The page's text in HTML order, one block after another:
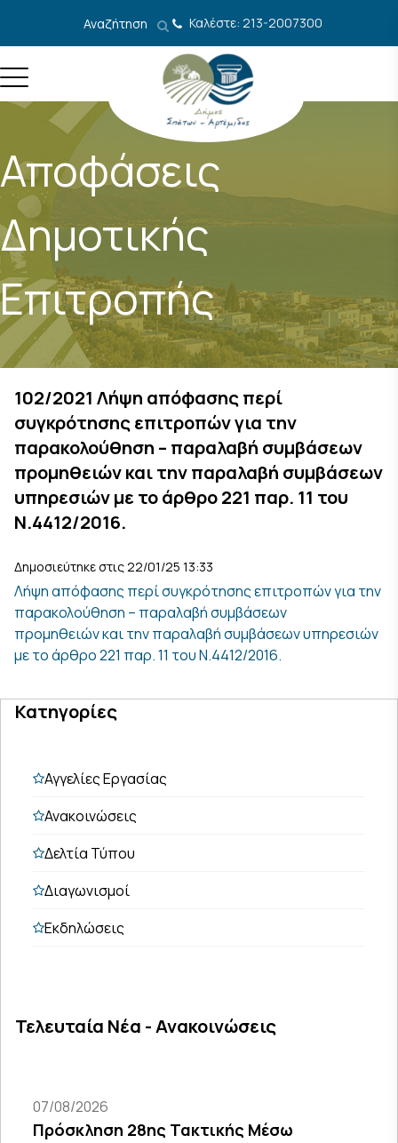
Αναζήτηση Καλέστε: 213-2007300
Αποφάσεις
Δημοτικής
Επιτροπής
102/2021 Λήψη απόφασης περί
συγκρότησης επιτροπών για την
παρακολούθηση – παραλαβή συμβάσεων
προμηθειών και την παραλαβή συμβάσεων
υπηρεσιών με το άρθρο 221 παρ. 11 του
Ν.4412/2016.
Δημοσιεύτηκε στις 22/01/25 13:33
Λήψη απόφασης περί συγκρότησης επιτροπών για την
παρακολούθηση – παραλαβή συμβάσεων
προμηθειών και την παραλαβή συμβάσεων υπηρεσιών
με το άρθρο 221 παρ. 11 του Ν.4412/2016.
Κατηγορίες
Αγγελίες Εργασίας
Ανακοινώσεις
Δελτία Τύπου
Διαγωνισμοί
Εκδηλώσεις
Τελευταία Νέα - Ανακοινώσεις
07/08/2026
Πρόσκληση 28ης Τακτικής Μέσω